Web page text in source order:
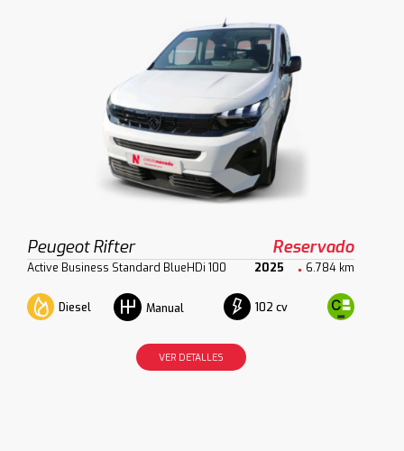
Peugeot Rifter Reservado
Active Business Standard BlueHDi 100 2025 6.784 km
Diesel Manual 102 cv
VER DETALLES